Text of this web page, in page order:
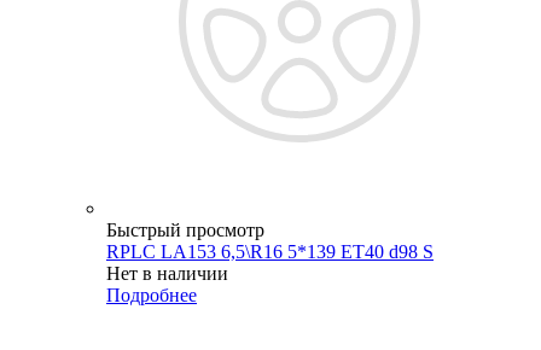
Быстрый просмотр
RPLC LA153 6,5\R16 5*139 ET40 d98 S
Нет в наличии
Подробнее